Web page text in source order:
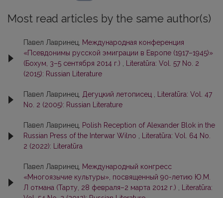
Most read articles by the same author(s)
Павел Лавринец,
Международная конференция
«Псевдонимы русской эмиграции в Европе (1917–1945)»
(Бохум, 3–5 сентября 2014 г.)
Literatūra: Vol. 57 No. 2
(2015): Russian Literature
Павел Лавринец, Дегуцкий летописец
Literatūra: Vol. 47
No. 2 (2005): Russian Literature
Павел Лавринец,
Polish Reception of Alexander Blok in the
Russian Press of the Interwar Wilno
Literatūra: Vol. 64 No.
2 (2022): Literatūra
Павел Лавринец,
Международный конгресс
«Многоязычие культуры», посвященный 90-летию Ю.М.
Л отмана (Тарту, 28 февраля–2 марта 2012 г.)
Literatūra: